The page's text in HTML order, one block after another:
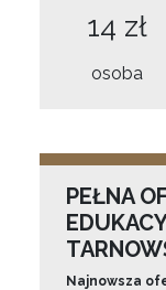
14 zł
osoba
PEŁNA
Najnowsza